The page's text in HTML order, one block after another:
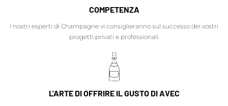
COMPETENZA
I nostri esperti di Champagne vi consiglieranno sul successo dei vostri
progetti privati e professionali.
L'ARTE DI OFFRIRE IL GUSTO DI AVEC